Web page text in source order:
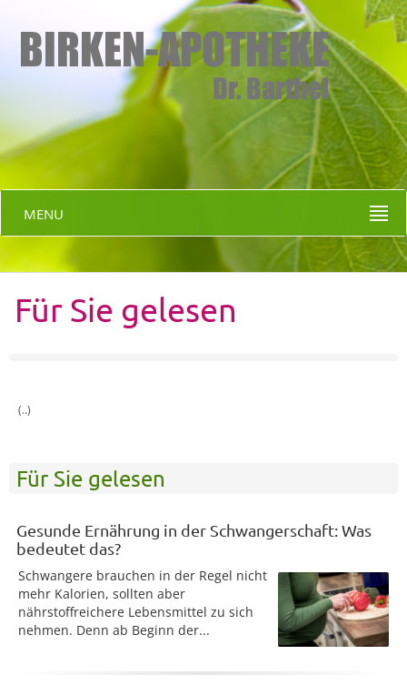
MENU
Für Sie gelesen
(..)
Für Sie gelesen
Gesunde Ernährung in der Schwangerschaft: Was
bedeutet das?
Schwangere brauchen in der Regel nicht
mehr Kalorien, sollten aber
nährstoffreichere Lebensmittel zu sich
nehmen. Denn ab Beginn der...